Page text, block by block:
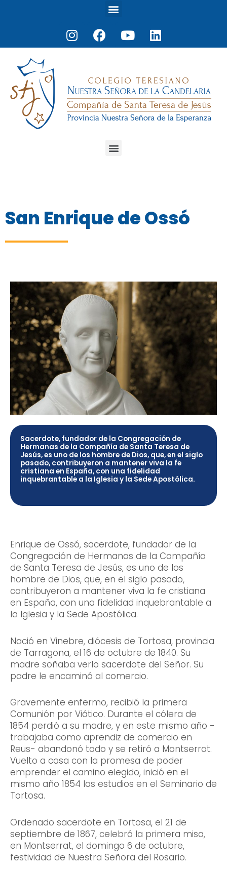
Menu
Instagram
Facebook
YoutubeLinkedin
Menu
San Enrique de Ossó
Sacerdote, fundador de la Congregación de
Hermanas de la Compañía de Santa Teresa de
Jesús, es uno de los hombre de Dios, que, en el siglo
pasado, contribuyeron a mantener viva la fe
cristiana en España, con una fidelidad
inquebrantable a la Iglesia y la Sede Apostólica.
Enrique de Ossó, sacerdote, fundador de la
Congregación de Hermanas de la Compañía
de Santa Teresa de Jesús, es uno de los
hombre de Dios, que, en el siglo pasado,
contribuyeron a mantener viva la fe cristiana
en España, con una fidelidad inquebrantable a
la Iglesia y la Sede Apostólica.
Nació en Vinebre, diócesis de Tortosa, provincia
de Tarragona, el 16 de octubre de 1840. Su
madre soñaba verlo sacerdote del Señor. Su
padre le encaminó al comercio.
Gravemente enfermo, recibió la primera
Comunión por Viático. Durante el cólera de
1854 perdió a su madre, y en este mismo año -
trabajaba como aprendiz de comercio en
Reus- abandonó todo y se retiró a Montserrat.
Vuelto a casa con la promesa de poder
emprender el camino elegido, inició en el
mismo año 1854 los estudios en el Seminario de
Tortosa.
Ordenado sacerdote en Tortosa, el 21 de
septiembre de 1867, celebró la primera misa,
en Montserrat, el domingo 6 de octubre,
festividad de Nuestra Señora del Rosario.